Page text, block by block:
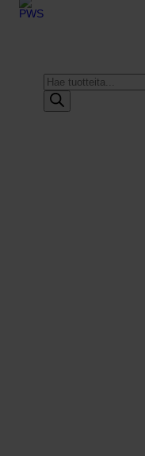
Products
search